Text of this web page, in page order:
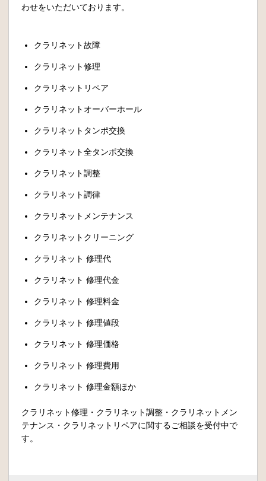
わせをいただいております。
クラリネット故障
クラリネット修理
クラリネットリペア
クラリネットオーバーホール
クラリネットタンポ交換
クラリネット全タンポ交換
クラリネット調整
クラリネット調律
クラリネットメンテナンス
クラリネットクリーニング
クラリネット 修理代
クラリネット 修理代金
クラリネット 修理料金
クラリネット 修理値段
クラリネット 修理価格
クラリネット 修理費用
クラリネット 修理金額ほか
クラリネット修理・クラリネット調整・クラリネットメン
テナンス・クラリネットリペアに関するご相談を受付中で
す。